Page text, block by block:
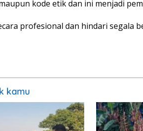
kode etik dan ini menjadi
profesional dan hindari segala
kamu